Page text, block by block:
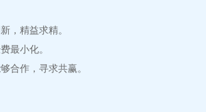
，精益求精。
最小化。
合作，寻求共赢。